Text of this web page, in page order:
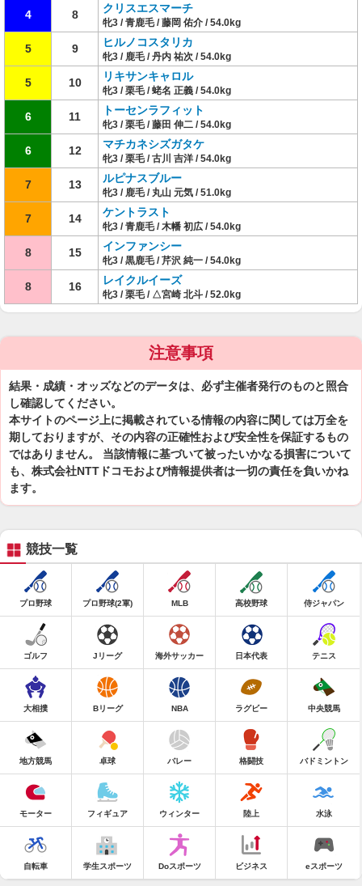
4 8 クリスエスマーチ
牝3 / 青鹿毛 / 藤岡 佑介 / 54.0kg
5 9 ヒルノコスタリカ
牝3 / 鹿毛 / 丹内 祐次 / 54.0kg
5 10 リキサンキャロル
牝3 / 栗毛 / 蛯名 正義 / 54.0kg
6 11 トーセンラフィット
牝3 / 栗毛 / 藤田 伸二 / 54.0kg
6 12 マチカネシズガタケ
牝3 / 栗毛 / 古川 吉洋 / 54.0kg
7 13 ルピナスブルー
牝3 / 鹿毛 / 丸山 元気 / 51.0kg
7 14 ケントラスト
牝3 / 青鹿毛 / 木幡 初広 / 54.0kg
8 15 インファンシー
牝3 / 黒鹿毛 / 芹沢 純一 / 54.0kg
8 16 レイクルイーズ
牝3 / 栗毛 / △宮崎 北斗 / 52.0kg
注意事項
結果・成績・オッズなどのデータは、必ず主催者発行のものと照合
し確認してください。
本サイトのページ上に掲載されている情報の内容に関しては万全を
期しておりますが、その内容の正確性および安全性を保証するもの
ではありません。 当該情報に基づいて被ったいかなる損害について
も、株式会社NTTドコモおよび情報提供者は一切の責任を負いかね
ます。
競技一覧
プロ野球 プロ野球(2軍) MLB 高校野球 侍ジャパン
ゴルフ Jリーグ 海外サッカー 日本代表 テニス
大相撲 Bリーグ NBA ラグビー 中央競馬
地方競馬 卓球 バレー 格闘技 バドミントン
モーター フィギュア ウィンター 陸上 水泳
自転車 学生スポーツ Doスポーツ ビジネス eスポーツ